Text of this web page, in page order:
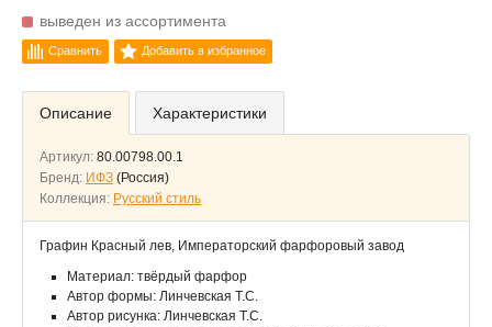
выведен из ассортимента
Сравнить Добавить в избранное
Описание Характеристики
Артикул: 80.00798.00.1
Бренд: ИФЗ (Россия)
Коллекция: Русский стиль
Графин Красный лев, Императорский фарфоровый завод
Материал: твёрдый фарфор
Автор формы: Линчевская Т.С.
Автор рисунка: Линчевская Т.С.